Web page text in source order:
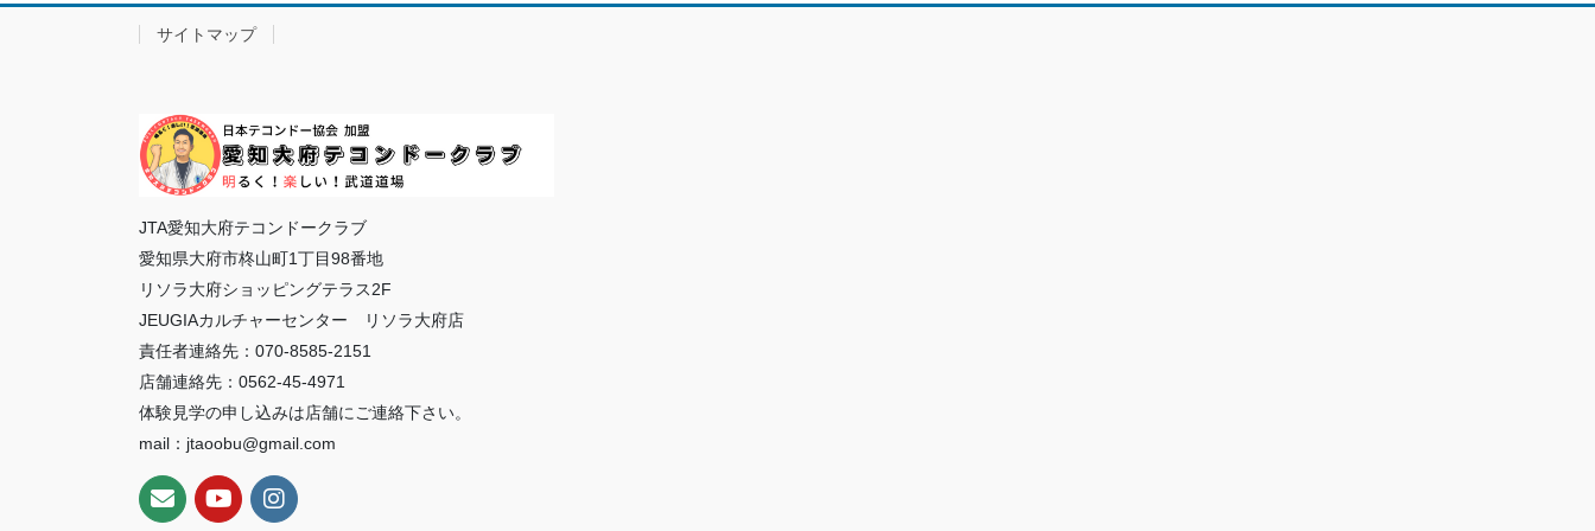
サイトマップ
JTA愛知大府テコンドークラブ
愛知県大府市柊山町1丁目98番地
リソラ大府ショッピングテラス2F
JEUGIAカルチャーセンター リソラ大府店
責任者連絡先：070-8585-2151
店舗連絡先：0562-45-4971
体験見学の申し込みは店舗にご連絡下さい。
mail：jtaoobu@gmail.com